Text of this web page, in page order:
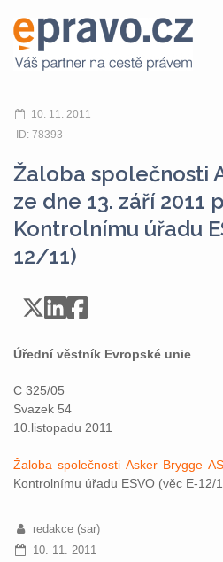
10. 11. 2011
ID: 78393
Žaloba společnosti
ze dne 13. září 2011
Kontrolnímu úřadu
12/11)
Úřední věstník Evropské unie
C 325/05
Svazek 54
10.listopadu 2011
Žaloba společnosti Asker Brygge
Kontrolnímu úřadu ESVO (věc E-12/
redakce (sar)
10. 11. 2011